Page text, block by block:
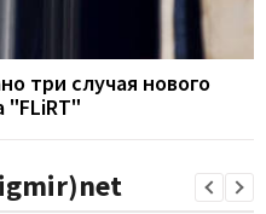
три случая нового
"FLiRT"